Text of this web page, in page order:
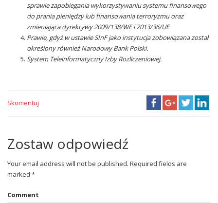
sprawie zapobiegania wykorzystywaniu systemu finansowego
do prania pieniędzy lub finansowania terroryzmu oraz
zmieniająca dyrektywy 2009/138/WEi 2013/36/UE
Prawie, gdyż w ustawie SInF jako instytucja zobowiązana został
określony również Narodowy Bank Polski.
System Teleinformatyczny Izby Rozliczeniowej.
Skomentuj
Zostaw odpowiedź
Your email address will not be published. Required fields are
marked *
Comment